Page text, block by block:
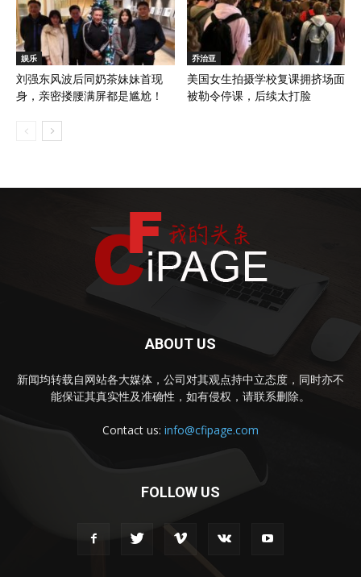
娱乐
刘强东风波后同奶茶妹妹首现
身，亲密搂腰满屏都是尴尬！
乔治亚
美国女生拍摄学校复课拥挤场面
被勒令停课，后续太打脸
ABOUT US
新闻均转载自网站各大媒体，公司对其观点持中立态度，同时亦不
能保证其真实性及准确性，如有侵权，请联系删除。
Contact us: info@cfipage.com
FOLLOW US